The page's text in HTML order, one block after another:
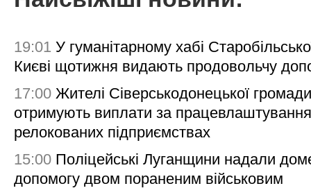
19:01 У гуманітарному хабі
Києві щотижня видають продовольчу
17:00 Жителі Сіверськодонецької
отримують виплати за
релокованих підприємствах
15:00 Поліцейські Луганщини надали
допомогу двом пораненим військовим